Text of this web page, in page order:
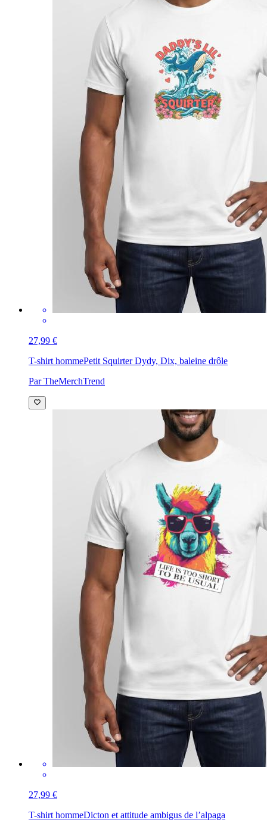
27,99 €
T-shirt hommePetit Squirter Dydy, Dix, baleine drôle
Par TheMerchTrend
27,99 €
T-shirt hommeDicton et attitude ambigus de l’alpaga